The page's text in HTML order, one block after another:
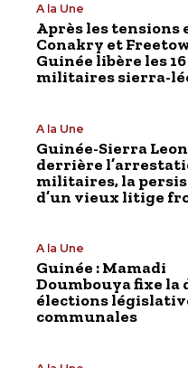
A la Une
Après les tensions
Conakry et
Guinée libère les 16
militaires sierra-
A la Une
Guinée-Sierra
derrière
militaires, la
d’un vieux litige
A la Une
Guinée : Mamadi
Doumbouya fixe la
élections
communales